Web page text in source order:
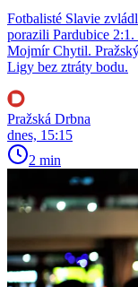
Fotbalisté Slavie
porazili Pardubice
Mojmír Chytil.
Ligy bez ztráty bodu.
Pražská Drbna
dnes, 15:15
2 min